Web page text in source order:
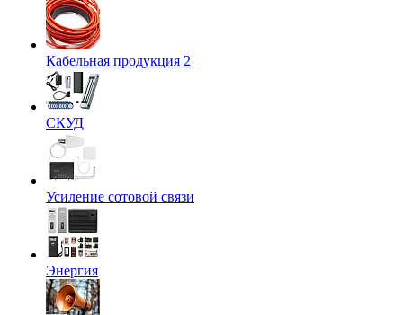
Кабельная продукция 2
СКУД
Усиление сотовой связи
Энергия